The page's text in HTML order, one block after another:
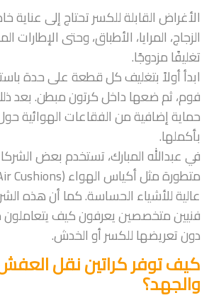
الأغراض القابلة للكسر تحتاج إلى عناية
الزجاج، المرايا، الأطباق، وحتى الإطارات
تغليفًا مزدوجًا.
ابدأ أولاً بتغليف كل قطعة على حدة
فوم، ثم ضعها داخل كرتون مبطن. بعد
حماية إضافية من الفقاعات الهوائية
بأكملها.
في عبدالله المبارك، تستخدم بعض
عالية للأشياء الحساسة. كما أن هذه
فنيين متخصصين يعرفون كيف يتعاملون
دون تعريضها للكسر أو الخدش.
كيف توفر كراتين نقل
والجهد؟